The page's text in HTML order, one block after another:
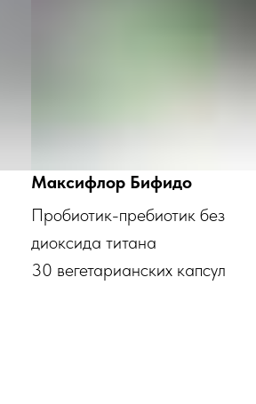
Максифлор Бифидо
Пробиотик-пребиотик без
диоксида титана
30 вегетарианских капсул